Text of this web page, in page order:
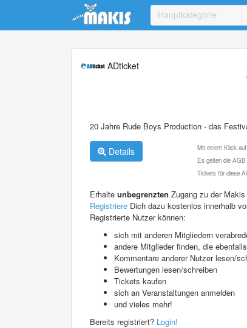
Update cookies preferences
Hauptkategorie
ADticket
20 Jahre Rude Boys Production - das
Details
Mit einem Klick
Es gelten die AGB
Tickets für diese
Erhalte unbegrenzten Zugang zu der
Registriere Dich dazu kostenlos innerhalb
Registrierte Nutzer können:
sich mit anderen Mitgliedern
andere Mitglieder finden, die
Kommentare anderer Nutzer lesen/
Bewertungen lesen/schreiben
Tickets kaufen
sich an Veranstaltungen anmelden
und vieles mehr!
Bereits registriert? Login!